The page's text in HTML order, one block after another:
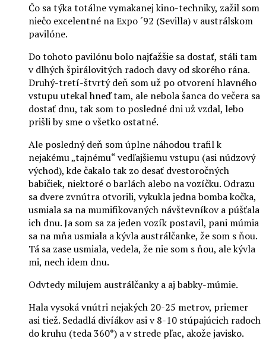
Čo sa týka totálne vymakanej kino-techniky, zažil som
niečo excelentné na Expo ´92 (Sevilla) v austrálskom
pavilóne.
Do tohoto pavilónu bolo najťažšie sa dostať, stáli tam
v dlhých špirálovitých radoch davy od skorého rána.
Druhý-tretí-štvrtý deň som už po otvorení hlavného
vstupu utekal hneď tam, ale nebola šanca do večera sa
dostať dnu, tak som to posledné dni už vzdal, lebo
prišli by sme o všetko ostatné.
Ale posledný deň som úplne náhodou trafil k
nejakému „tajnému“ vedľajšiemu vstupu (asi núdzový
východ), kde čakalo tak zo desať dvestoročných
babičiek, niektoré o barlách alebo na vozíčku. Odrazu
sa dvere zvnútra otvorili, vykukla jedna bomba kočka,
usmiala sa na mumifikovaných návštevníkov a púšťala
ich dnu. Ja som sa za jeden vozík postavil, pani múmia
sa na mňa usmiala a kývla austrálčanke, že som s ňou.
Tá sa zase usmiala, vedela, že nie som s ňou, ale kývla
mi, nech idem dnu.
Odvtedy milujem austrálčanky a aj babky-múmie.
Hala vysoká vnútri nejakých 20-25 metrov, priemer
asi tiež. Sedadlá divíákov asi v 8-10 stúpajúcich radoch
do kruhu (teda 360°) a v strede pľac, akože javisko.